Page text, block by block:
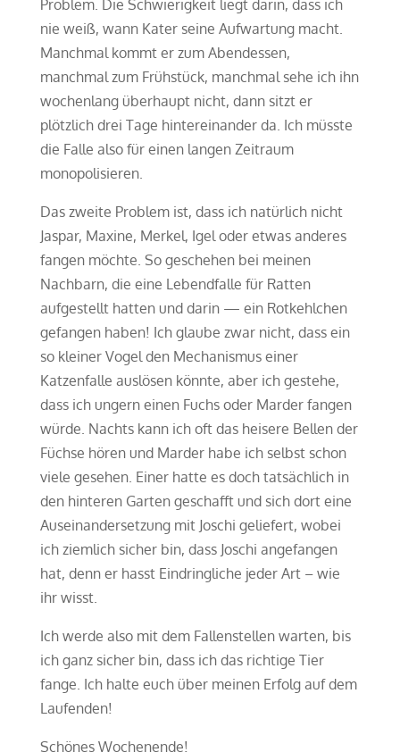
Problem. Die Schwierigkeit liegt darin, dass ich
nie weiß, wann Kater seine Aufwartung macht.
Manchmal kommt er zum Abendessen,
manchmal zum Frühstück, manchmal sehe ich ihn
wochenlang überhaupt nicht, dann sitzt er
plötzlich drei Tage hintereinander da. Ich müsste
die Falle also für einen langen Zeitraum
monopolisieren.
Das zweite Problem ist, dass ich natürlich nicht
Jaspar, Maxine, Merkel, Igel oder etwas anderes
fangen möchte. So geschehen bei meinen
Nachbarn, die eine Lebendfalle für Ratten
aufgestellt hatten und darin — ein Rotkehlchen
gefangen haben! Ich glaube zwar nicht, dass ein
so kleiner Vogel den Mechanismus einer
Katzenfalle auslösen könnte, aber ich gestehe,
dass ich ungern einen Fuchs oder Marder fangen
würde. Nachts kann ich oft das heisere Bellen der
Füchse hören und Marder habe ich selbst schon
viele gesehen. Einer hatte es doch tatsächlich in
den hinteren Garten geschafft und sich dort eine
Auseinandersetzung mit Joschi geliefert, wobei
ich ziemlich sicher bin, dass Joschi angefangen
hat, denn er hasst Eindringliche jeder Art – wie
ihr wisst.
Ich werde also mit dem Fallenstellen warten, bis
ich ganz sicher bin, dass ich das richtige Tier
fange. Ich halte euch über meinen Erfolg auf dem
Laufenden!
Schönes Wochenende!